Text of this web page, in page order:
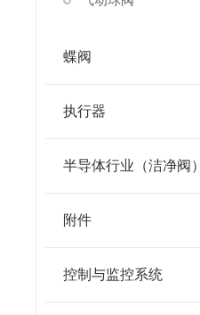
蝶阀
执行器
半导体行业（洁净阀）
附件
控制与监控系统